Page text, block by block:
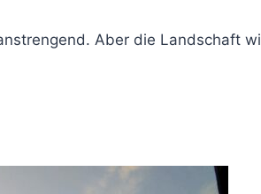
Aber die Landschaft